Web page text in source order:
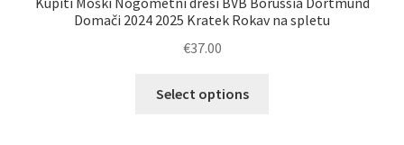
Domači 2024 2025 Kratek Rokav na spletu
€37.00
Select options